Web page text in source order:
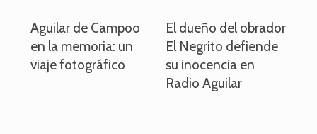
Aguilar de Campoo
en la memoria: un
viaje fotográfico
El dueño del obrador
El Negrito defiende
su inocencia en
Radio Aguilar